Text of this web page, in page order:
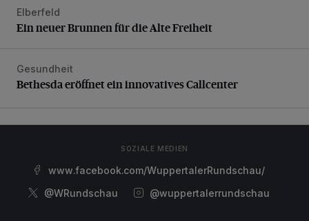
Ein neuer Brunnen für die Alte Freiheit
Elberfeld
Ein neuer Brunnen für die Alte Freiheit
Bethesda eröffnet ein innovatives Callcenter
Gesundheit
Bethesda eröffnet ein innovatives Callcenter
SOZIALE MEDIEN
www.facebook.com/WuppertalerRundschau/
@WRundschau
@wuppertalerrundschau